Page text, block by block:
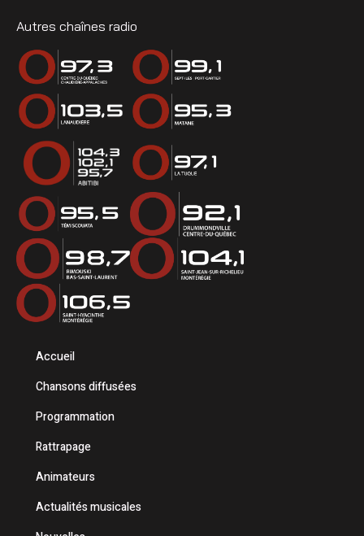
Autres chaînes radio
Accueil
Chansons diffusées
Programmation
Rattrapage
Animateurs
Actualités musicales